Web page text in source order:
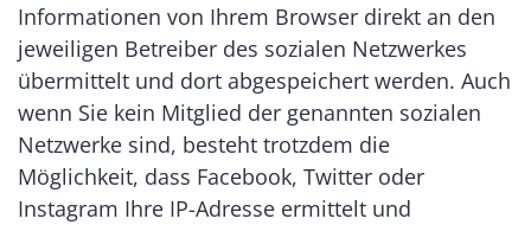
Informationen von Ihrem Browser direkt an den
jeweiligen Betreiber des sozialen Netzwerkes
übermittelt und dort abgespeichert werden. Auch
wenn Sie kein Mitglied der genannten sozialen
Netzwerke sind, besteht trotzdem die
Möglichkeit, dass Facebook, Twitter oder
Instagram Ihre IP-Adresse ermittelt und